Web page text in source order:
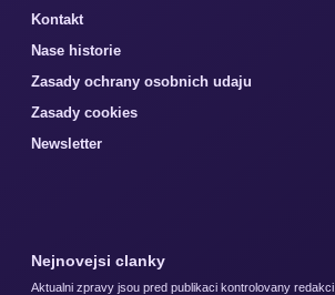
Kontakt
Nase historie
Zasady ochrany osobnich udaju
Zasady cookies
Newsletter
Nejnovejsi clanky
Aktualni zpravy jsou pred publikaci kontrolovany redakci.